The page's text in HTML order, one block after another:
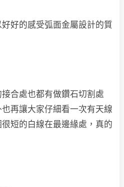
好的感受弧面金屬設計的質
合處也都有做鑽石切割處
再讓大家仔細看一次有天線
短的白線在最邊緣處，真的